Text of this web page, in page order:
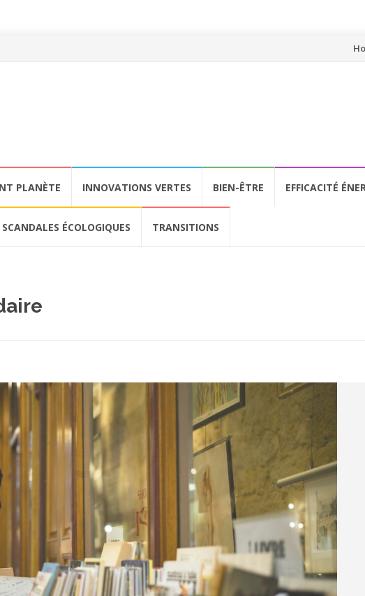
PLANÈTE INNOVATIONS VERTES BIEN-ÊTRE EFFICACITÉ
SCANDALES ÉCOLOGIQUES TRANSITIONS